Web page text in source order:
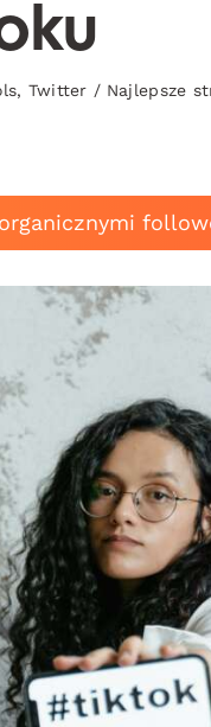
, Twitter / Najlepsze